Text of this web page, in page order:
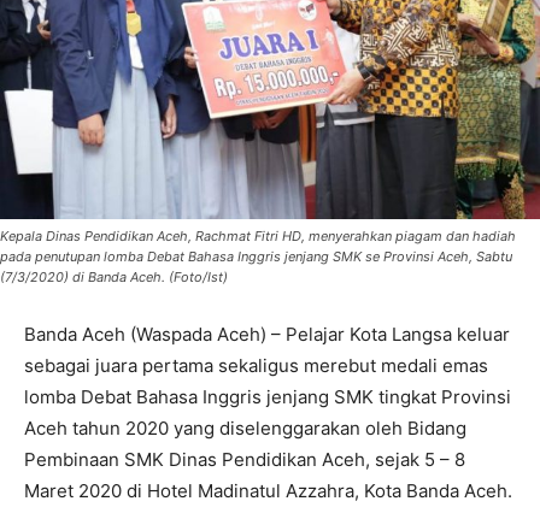
Kepala Dinas Pendidikan Aceh, Rachmat Fitri HD, menyerahkan piagam dan hadiah
pada penutupan lomba Debat Bahasa Inggris jenjang SMK se Provinsi Aceh, Sabtu
(7/3/2020) di Banda Aceh. (Foto/Ist)
Banda Aceh (Waspada Aceh) – Pelajar Kota Langsa keluar
sebagai juara pertama sekaligus merebut medali emas
lomba Debat Bahasa Inggris jenjang SMK tingkat Provinsi
Aceh tahun 2020 yang diselenggarakan oleh Bidang
Pembinaan SMK Dinas Pendidikan Aceh, sejak 5 – 8
Maret 2020 di Hotel Madinatul Azzahra, Kota Banda Aceh.